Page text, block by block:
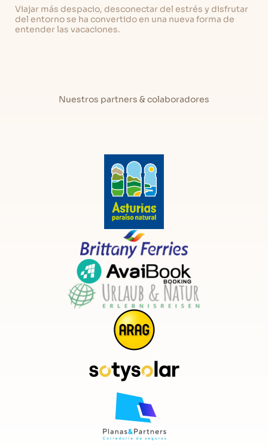
Viajar más despacio, desconectar del estrés y disfrutar
del entorno se ha convertido en una nueva forma de
entender las vacaciones.
Nuestros partners & colaboradores